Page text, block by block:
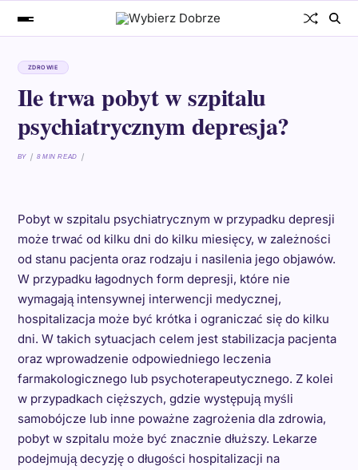
ZDROWIE
Ile trwa pobyt w szpitalu
psychiatrycznym depresja?
BY 8 MIN READ
Pobyt w szpitalu psychiatrycznym w przypadku depresji
może trwać od kilku dni do kilku miesięcy, w zależności
od stanu pacjenta oraz rodzaju i nasilenia jego objawów.
W przypadku łagodnych form depresji, które nie
wymagają intensywnej interwencji medycznej,
hospitalizacja może być krótka i ograniczać się do kilku
dni. W takich sytuacjach celem jest stabilizacja pacjenta
oraz wprowadzenie odpowiedniego leczenia
farmakologicznego lub psychoterapeutycznego. Z kolei
w przypadkach cięższych, gdzie występują myśli
samobójcze lub inne poważne zagrożenia dla zdrowia,
pobyt w szpitalu może być znacznie dłuższy. Lekarze
podejmują decyzję o długości hospitalizacji na